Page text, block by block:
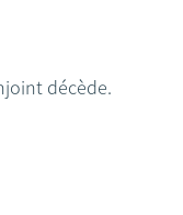
décède.